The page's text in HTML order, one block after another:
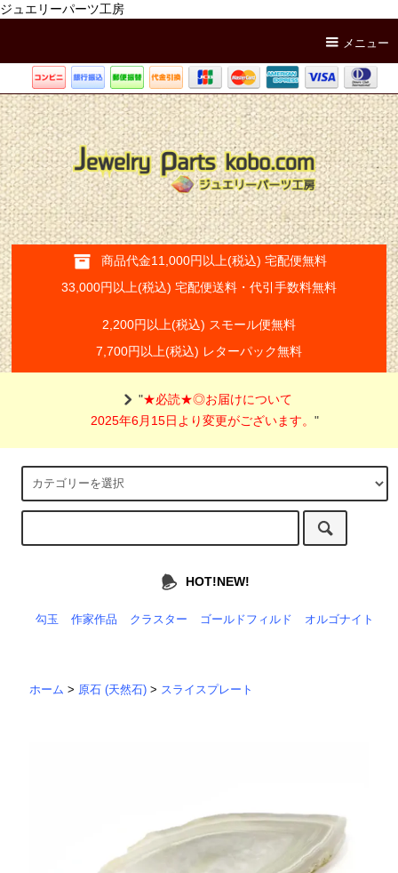
ジュエリーパーツ工房
メニュー
商品代金11,000円以上(税込) 宅配便無料
33,000円以上(税込) 宅配便送料・代引手数料無料
2,200円以上(税込) スモール便無料
7,700円以上(税込) レターパック無料
"★必読★◎お届けについて
2025年6月15日より変更がございます。"
HOT!NEW!
勾玉 作家作品 クラスター ゴールドフィルド オルゴナイト
ホーム > 原石 (天然石) > スライスプレート